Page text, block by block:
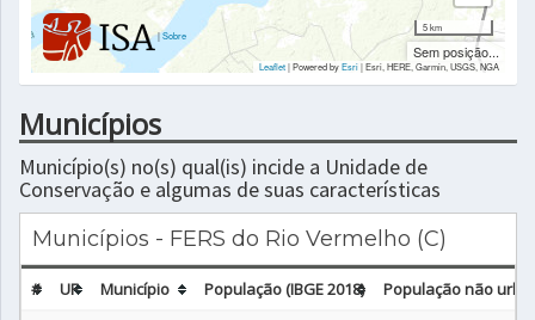
|Sobre
5 km
Sem posição...
Leaflet| Powered byEsri|Esri, HERE, Garmin, USGS, NGA
Municípios
Município(s) no(s) qual(is) incide a Unidade de
Conservação e algumas de suas características
Municípios - FERS do Rio Vermelho (C)
# UF Município População (IBGE 2018)
População não